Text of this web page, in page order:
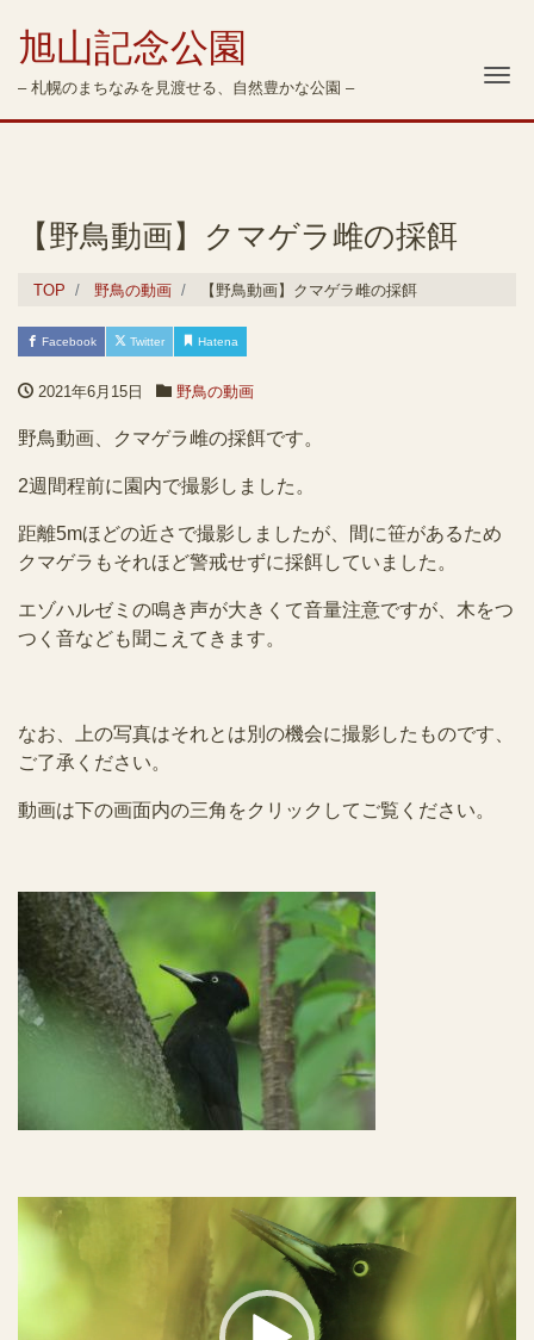
旭山記念公園
– 札幌のまちなみを見渡せる、自然豊かな公園 –
【野鳥動画】クマゲラ雌の採餌
TOP 野鳥の動画 【野鳥動画】クマゲラ雌の採餌
Facebook Twitter Hatena
2021年6月15日 野鳥の動画
野鳥動画、クマゲラ雌の採餌です。
2週間程前に園内で撮影しました。
距離5mほどの近さで撮影しましたが、間に笹があるため
クマゲラもそれほど警戒せずに採餌していました。
エゾハルゼミの鳴き声が大きくて音量注意ですが、木をつ
つく音なども聞こえてきます。
なお、上の写真はそれとは別の機会に撮影したものです、
ご了承ください。
動画は下の画面内の三角をクリックしてご覧ください。
動
画